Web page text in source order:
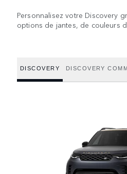
Personnalisez votre Discovery
options de jantes, de couleurs
DISCOVERY DISCOVERY